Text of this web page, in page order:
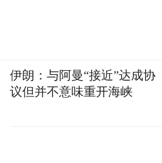
伊朗：与阿曼“接近”达成协
议但并不意味重开海峡